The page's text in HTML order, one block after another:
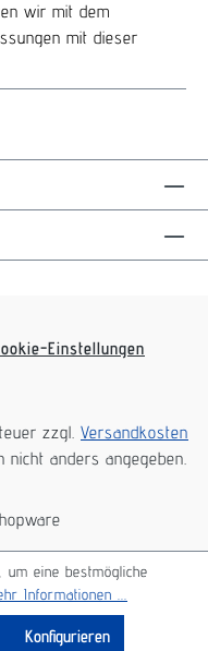
wir mit dem
mit dieser
Einstellungen
zzgl. Versandkosten
nicht anders angegeben.
um eine bestmögliche
Informationen ...
Konfigurieren